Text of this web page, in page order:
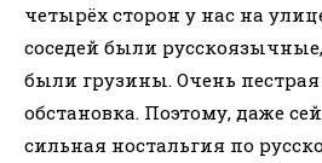
четырёх сторон у нас на
соседей были
были грузины. Очень
обстановка. Поэтому, даже
сильная ностальгия по